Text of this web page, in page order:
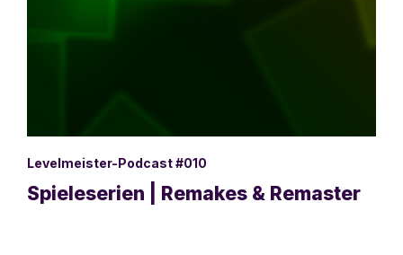
Levelmeister-Podcast #010
Spieleserien | Remakes & Remaster